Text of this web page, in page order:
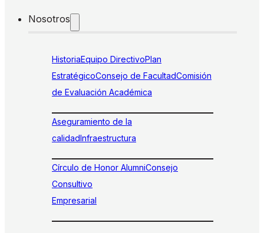
Nosotros
HistoriaEquipo DirectivoPlan
EstratégicoConsejo de FacultadComisión
de Evaluación Académica
Aseguramiento de la
calidadInfraestructura
Círculo de Honor AlumniConsejo
Consultivo
Empresarial